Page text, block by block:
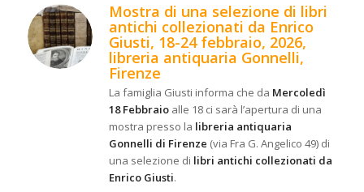
Mostra di una selezione di libri
antichi collezionati da Enrico
Giusti, 18-24 febbraio, 2026,
libreria antiquaria Gonnelli,
Firenze
La famiglia Giusti informa che da Mercoledì
18 Febbraioalle 18 ci sarà l’apertura di una
mostra presso la libreria antiquaria
Gonnelli di Firenze (via Fra G. Angelico 49) di
una selezione di libri antichi collezionati da
Enrico Giusti.